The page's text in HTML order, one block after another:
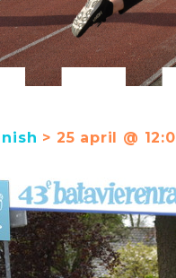
> 25 april @